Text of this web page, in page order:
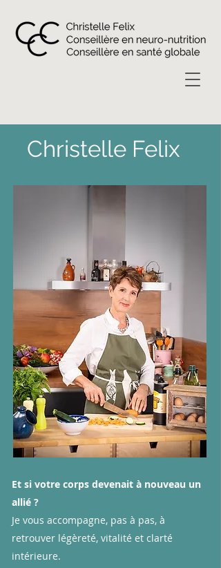
Christelle Felix
​Et si votre corps devenait à nouveau un
allié ?
Je vous accompagne, pas à pas, à
retrouver légèreté, vitalité et clarté
intérieure.